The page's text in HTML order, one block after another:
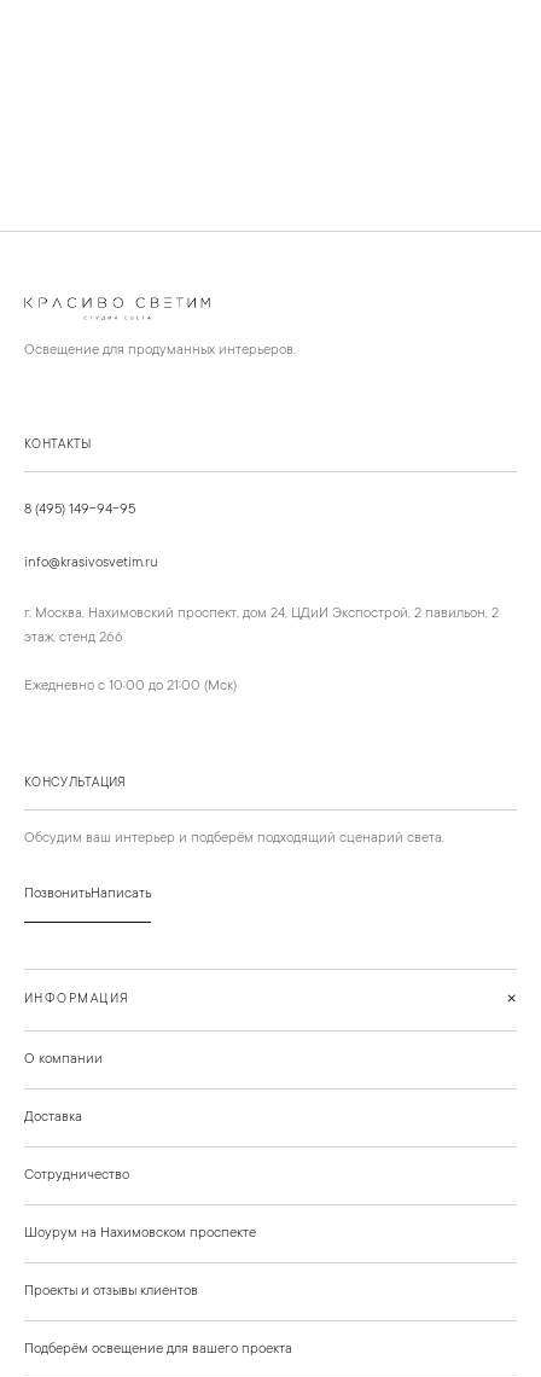
Освещение для продуманных интерьеров.
КОНТАКТЫ
8 (495) 149-94-95
info@krasivosvetim.ru
г. Москва, Нахимовский проспект, дом 24, ЦДиИ Экспострой, 2 павильон, 2
этаж, стенд 266
Ежедневно с 10:00 до 21:00 (Мск)
КОНСУЛЬТАЦИЯ
Обсудим ваш интерьер и подберём подходящий сценарий света.
ПозвонитьНаписать
ИНФОРМАЦИЯ +
О компании
Доставка
Сотрудничество
Шоурум на Нахимовском проспекте
Проекты и отзывы клиентов
Подберём освещение для вашего проекта